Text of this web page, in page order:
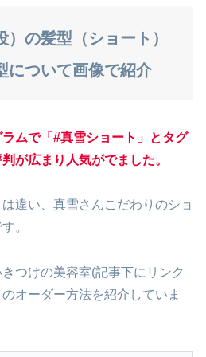
の髪型（ショート）
について画像で紹介
ムで「#真雪ショート」とタグ
が広まり人気がでました。
違い、真雪さんこだわりのショ
。
つけの美容室(記事下にリンク
オーダー方法を紹介していま